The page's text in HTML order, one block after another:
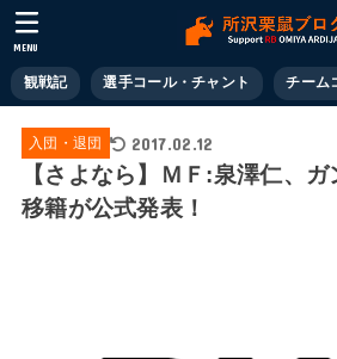
観戦記 選手コール・チャント チーム
MENU
入団・退団 2017.02.12
【さよなら】ＭＦ:泉澤仁、
移籍が公式発表！